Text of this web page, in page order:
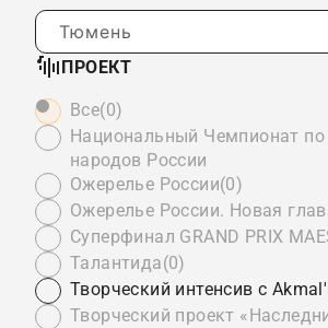
Тюмень
ПРОЕКТ
Все(0)
Национальный Чемпионат по
народов России
Ожерелье России(0)
Ожерелье России. Новая
Суперфинал GRAND PRIX
Талантида(0)
Творческий интенсив с Akmal'
Творческий проект